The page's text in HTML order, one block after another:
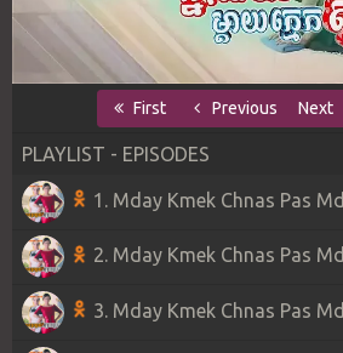
First Previous Next
PLAYLIST - EPISODES
1. Mday Kmek Chnas Pas
2. Mday Kmek Chnas Pas
3. Mday Kmek Chnas Pas